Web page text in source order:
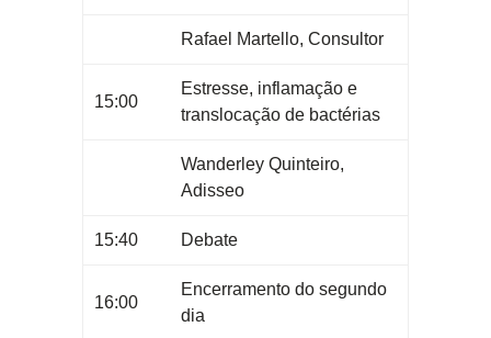
Rafael Martello, Consultor
15:00
Estresse, inflamação e
translocação de bactérias
Wanderley Quinteiro,
Adisseo
15:40 Debate
16:00
Encerramento do segundo
dia